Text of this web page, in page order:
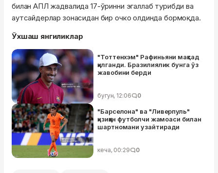
билан АПЛ жадвалида 17-ўринни эгаллаб турибди ва
аутсайдерлар зонасидан бир очко олдинда бормоқда.
Ўхшаш янгиликлар
"Тоттенхэм" Рафиньяни мақсад
қилганди. Бразилиялик бунга ўз
жавобини берди
бугун, 12:06 0
"Барселона" ва "Ливерпуль"
қизиққан футболчи жамоаси билан
шартномани узайтиради
кеча, 00:29 0